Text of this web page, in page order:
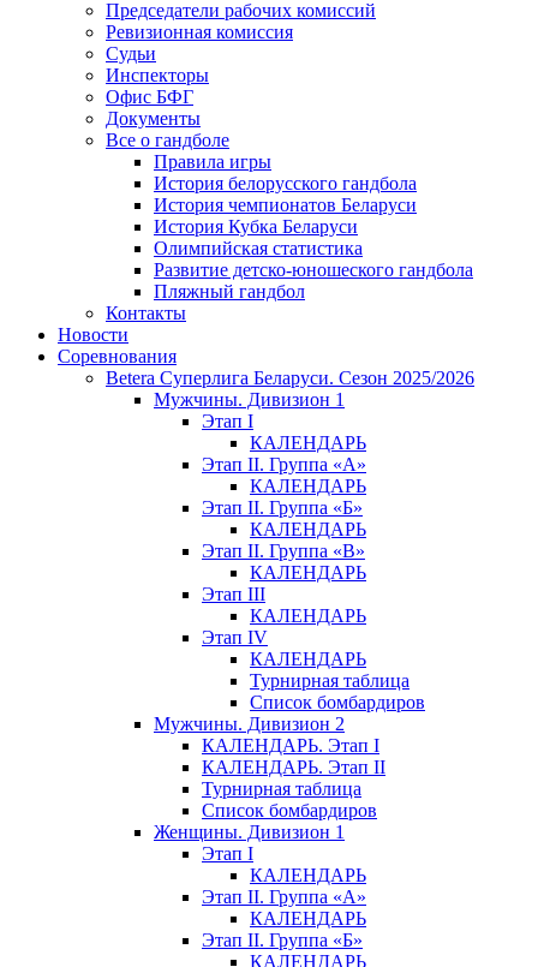
Председатели рабочих комиссий
Ревизионная комиссия
Судьи
Инспекторы
Офис БФГ
Документы
Все о гандболе
Правила игры
История белорусского гандбола
История чемпионатов Беларуси
История Кубка Беларуси
Олимпийская статистика
Развитие детско-юношеского гандбола
Пляжный гандбол
Контакты
Новости
Соревнования
Betera Суперлига Беларуси. Сезон 2025/2026
Мужчины. Дивизион 1
Этап I
КАЛЕНДАРЬ
Этап II. Группа «А»
КАЛЕНДАРЬ
Этап II. Группа «Б»
КАЛЕНДАРЬ
Этап II. Группа «В»
КАЛЕНДАРЬ
Этап III
КАЛЕНДАРЬ
Этап IV
КАЛЕНДАРЬ
Турнирная таблица
Список бомбардиров
Мужчины. Дивизион 2
КАЛЕНДАРЬ. Этап I
КАЛЕНДАРЬ. Этап II
Турнирная таблица
Список бомбардиров
Женщины. Дивизион 1
Этап I
КАЛЕНДАРЬ
Этап II. Группа «А»
КАЛЕНДАРЬ
Этап II. Группа «Б»
КАЛЕНДАРЬ